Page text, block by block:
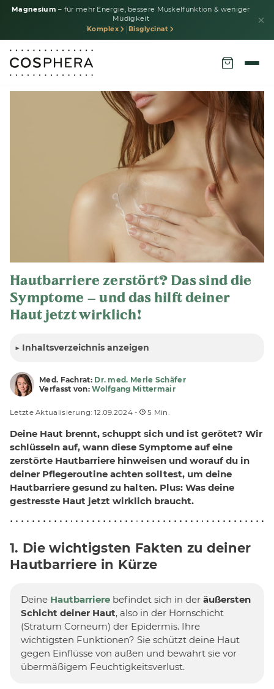
Magnesium – für mehr Energie, bessere Muskelfunktion & weniger
Müdigkeit
Komplex Bisglycinat
Hautbarriere zerstört? Das sind die
Symptome – und das hilft deiner
Haut jetzt wirklich!
▶ Inhaltsverzeichnis anzeigen
Med. Fachrat: Dr. med. Merle Schäfer
Verfasst von:Wolfgang Mittermair
Letzte Aktualisierung: 12.09.2024 - 5 Min.
Deine Haut brennt, schuppt sich und ist gerötet? Wir
schlüsseln auf, wann diese Symptome auf eine
zerstörte Hautbarriere hinweisen und worauf du in
deiner Pflegeroutine achten solltest, um deine
Hautbarriere gesund zu halten. Plus: Was deine
gestresste Haut jetzt wirklich braucht.
1. Die wichtigsten Fakten zu deiner
Hautbarriere in Kürze
Deine Hautbarriere befindet sich in der äußersten
Schicht deiner Haut, also in der Hornschicht
(Stratum Corneum) der Epidermis. Ihre
wichtigsten Funktionen? Sie schützt deine Haut
gegen Einflüsse von außen und bewahrt sie vor
übermäßigem Feuchtigkeitsverlust.